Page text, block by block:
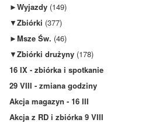
►Wyjazdy (149)
▼Zbiórki (377)
►Msze Św. (46)
▼Zbiórki drużyny (178)
16 IX - zbiórka i spotkanie
29 VIII - zmiana godziny
Akcja magazyn - 16 III
Akcja z RD i zbiórka 9 VIII